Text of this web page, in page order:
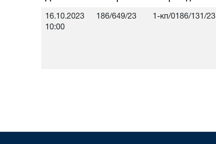
16.10.2023
10:00
186/649/23 1-кп/0186/131/23